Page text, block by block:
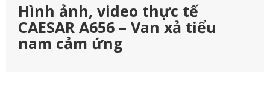
Hình ảnh, video thực tế
CAESAR A656 – Van xả tiểu
nam cảm ứng